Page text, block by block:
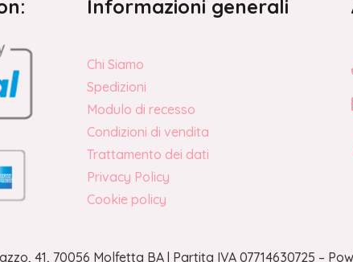
Informazioni generali
Chi Siamo
Spedizioni
Modulo di recesso
Condizioni di vendita
Trattamento dei dati
Privacy Policy
Cookie policy
41, 70056 Molfetta BA | Partita IVA 07714630725 –